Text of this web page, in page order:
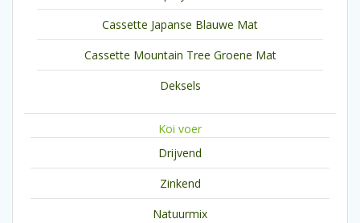
Cassette Japanse Blauwe Mat
Cassette Mountain Tree Groene Mat
Deksels
Koi voer
Drijvend
Zinkend
Natuurmix